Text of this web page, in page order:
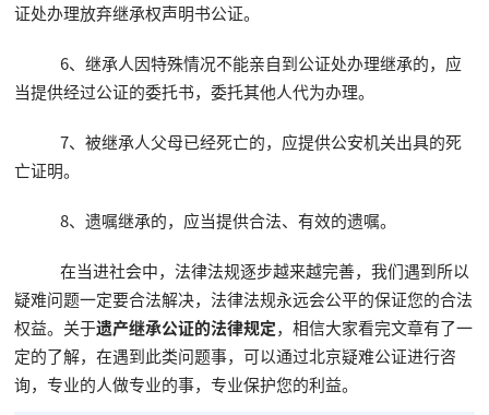
证处办理放弃继承权声明书公证。
6、继承人因特殊情况不能亲自到公证处办理继承的，应
当提供经过公证的委托书，委托其他人代为办理。
7、被继承人父母已经死亡的，应提供公安机关出具的死
亡证明。
8、遗嘱继承的，应当提供合法、有效的遗嘱。
在当进社会中，法律法规逐步越来越完善，我们遇到所以
疑难问题一定要合法解决，法律法规永远会公平的保证您的合法
权益。关于遗产继承公证的法律规定，相信大家看完文章有了一
定的了解，在遇到此类问题事，可以通过北京疑难公证进行咨
询，专业的人做专业的事，专业保护您的利益。